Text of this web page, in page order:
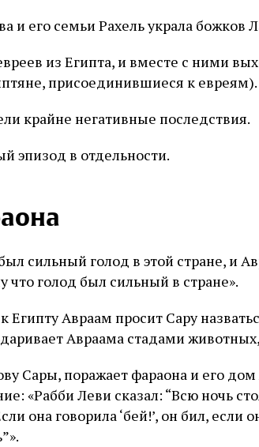
и его семьи Рахель украла божков
из Египта, и вместе с ними
присоединившиеся к евреям).
крайне негативные последствия.
эпизод в отдельности.
сильный голод в этой стране, и
что голод был сильный в стране».
Авраам просит Сару
Авраама стадами
Сары, поражает фараона и его
«Рабби Леви сказал: “Всю ночь
она говорила ‘бей!’, он бил, если